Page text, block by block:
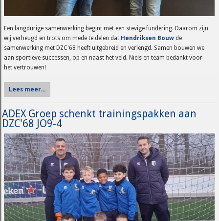
Een langdurige samenwerking begint met een stevige fundering. Daarom zijn
wij verheugd en trots om mede te delen dat Hendriksen Bouw de
samenwerking met DZC'68 heeft uitgebreid en verlengd. Samen bouwen we
aan sportieve successen, op en naast het veld. Niels en team bedankt voor
het vertrouwen!
Lees meer...
ADEX Groep schenkt trainingspakken aan
DZC'68 JO9-4